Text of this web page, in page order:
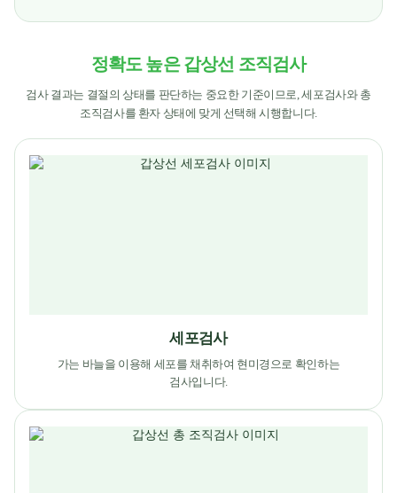
정확도 높은 갑상선 조직검사
검사 결과는 결절의 상태를 판단하는 중요한 기준이므로, 세포검사와 총
조직검사를 환자 상태에 맞게 선택해 시행합니다.
세포검사
가는 바늘을 이용해 세포를 채취하여 현미경으로 확인하는
검사입니다.